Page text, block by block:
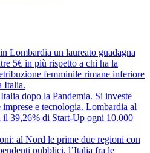
Lombardia un laureato guadagna
5€ in più rispetto a chi ha la
femminile rimane inferiore
Italia.
dopo la Pandemia. Si investe
e tecnologia. Lombardia al
39,26% di Start-Up ogni 10.000
al Nord le prime due regioni con
pubblici. l’Italia fra le